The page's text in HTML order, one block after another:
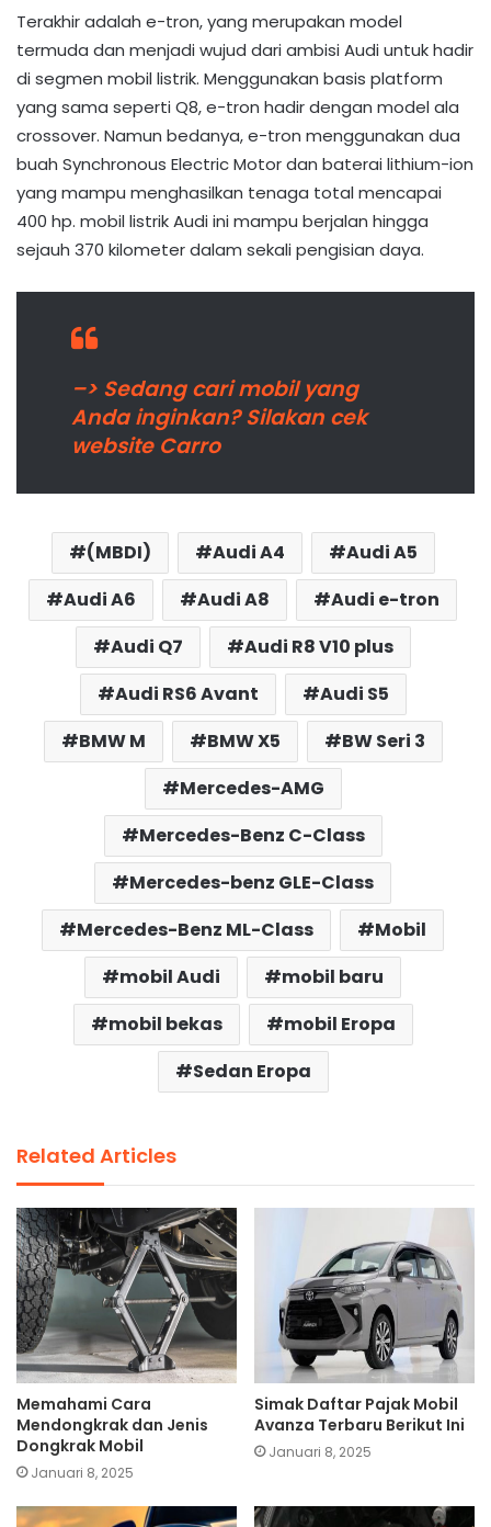
Terakhir adalah e-tron, yang merupakan model
termuda dan menjadi wujud dari ambisi Audi untuk hadir
di segmen mobil listrik. Menggunakan basis platform
yang sama seperti Q8, e-tron hadir dengan model ala
crossover. Namun bedanya, e-tron menggunakan dua
buah Synchronous Electric Motor dan baterai lithium-ion
yang mampu menghasilkan tenaga total mencapai
400 hp. mobil listrik Audi ini mampu berjalan hingga
sejauh 370 kilometer dalam sekali pengisian daya.
–> Sedang cari mobil yang
Anda inginkan? Silakan cek
website Carro
(MBDI) Audi A4
Audi A5
Audi A6
Audi A8
Audi e-tron
Audi Q7
Audi R8 V10 plus
Audi RS6 Avant
Audi S5
BMW M
BMW X5
BW Seri 3
Mercedes-AMG
Mercedes-Benz C-Class
Mercedes-benz GLE-Class
Mercedes-Benz ML-Class
Mobil
mobil Audi
mobil baru
mobil bekas
mobil Eropa
Sedan Eropa
Related Articles
Memahami Cara
Mendongkrak dan Jenis
Dongkrak Mobil
Januari 8, 2025
Simak Daftar Pajak Mobil
Avanza Terbaru Berikut Ini
Januari 8, 2025